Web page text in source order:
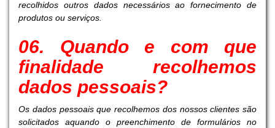
recolhidos outros dados necessários ao fornecimento de
produtos ou serviços.
06. Quando e com que
finalidade recolhemos
dados pessoais?
Os dados pessoais que recolhemos dos nossos clientes são
solicitados aquando o preenchimento de formulários no